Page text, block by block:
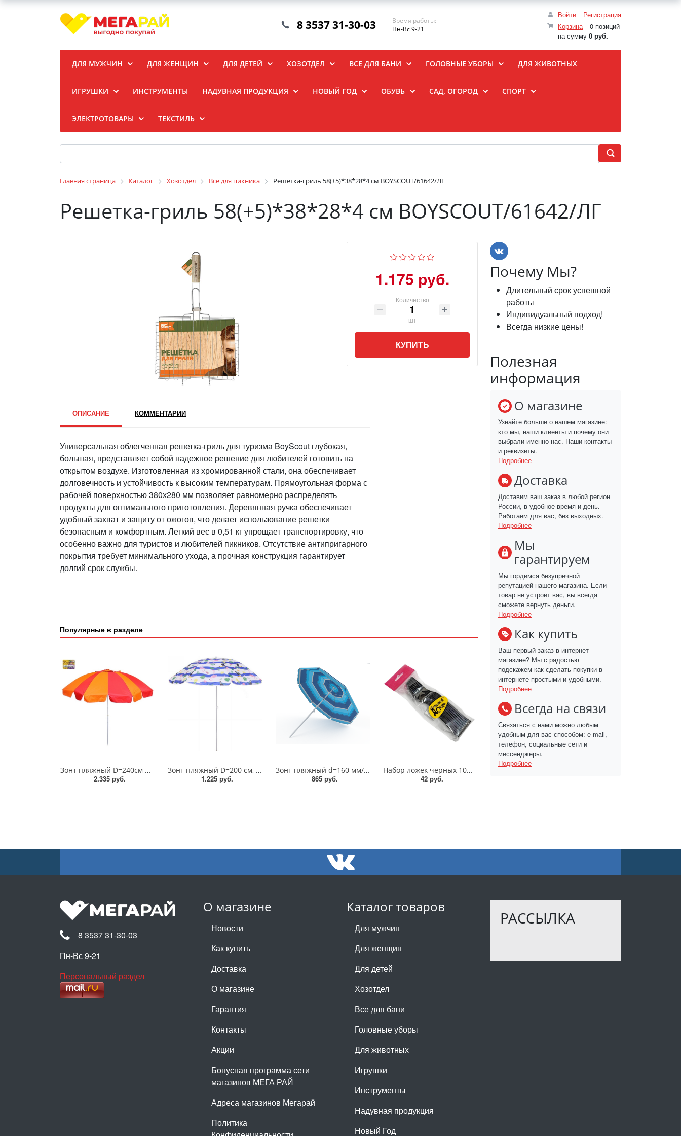
Войти
Регистрация
Корзина
0 позиций
на сумму 0 руб.
8 3537 31-30-03
Время работы:
Пн-Вс 9-21
ДЛЯ МУЖЧИН ДЛЯ ЖЕНЩИН ДЛЯ ДЕТЕЙ ХОЗОТДЕЛ ВСЕ ДЛЯ БАНИ ГОЛОВНЫЕ УБОРЫ ДЛЯ ЖИВОТНЫХ
ИГРУШКИ ИНСТРУМЕНТЫ НАДУВНАЯ ПРОДУКЦИЯ НОВЫЙ ГОД ОБУВЬ САД, ОГОРОД СПОРТ
ЭЛЕКТРОТОВАРЫ ТЕКСТИЛЬ
Главная страница Каталог Хозотдел Все для пикника Решетка-гриль 58(+5)*38*28*4 см BOYSCOUT/61642/ЛГ
Решетка-гриль 58(+5)*38*28*4 см BOYSCOUT/61642/ЛГ
1.175 руб.
Количество
шт
КУПИТЬ
ОПИСАНИЕ КОММЕНТАРИИ
Универсальная облегченная решетка-гриль для туризма BoyScout глубокая,
большая, представляет собой надежное решение для любителей готовить на
открытом воздухе. Изготовленная из хромированной стали, она обеспечивает
долговечность и устойчивость к высоким температурам. Прямоугольная форма с
рабочей поверхностью 380х280 мм позволяет равномерно распределять
продукты для оптимального приготовления. Деревянная ручка обеспечивает
удобный захват и защиту от ожогов, что делает использование решетки
безопасным и комфортным. Легкий вес в 0,51 кг упрощает транспортировку, что
особенно важно для туристов и любителей пикников. Отсутствие антипригарного
покрытия требует минимального ухода, а прочная конструкция гарантирует
долгий срок службы.
Популярные в разделе
Зонт пляжный D=240см h-220см/ДоброСад
2.335 руб.
Зонт пляжный D=200 см, h=210 см/ДоброСад/835-988
1.225 руб.
Зонт пляжный d=160 мм/z160Э
865 руб.
Набор ложек черных 10шт «Домашний Сундук»/ДС-518
42 руб.
Почему Мы?
Длительный срок успешной
работы
Индивидуальный подход!
Всегда низкие цены!
Полезная
информация
О магазине
Узнайте больше о нашем магазине:
кто мы, наши клиенты и почему они
выбрали именно нас. Наши контакты
и реквизиты.
Подробнее
Доставка
Доставим ваш заказ в любой регион
России, в удобное время и день.
Работаем для вас, без выходных.
Подробнее
Мы
гарантируем
Мы гордимся безупречной
репутацией нашего магазина. Если
товар не устроит вас, вы всегда
сможете вернуть деньги.
Подробнее
Как купить
Ваш первый заказ в интернет-
магазине? Мы с радостью
подскажем как сделать покупки в
интернете простыми и удобными.
Подробнее
Всегда на связи
Связаться с нами можно любым
удобным для вас способом: e-mail,
телефон, социальные сети и
мессенджеры.
Подробнее
О магазине
Новости
Как купить
Доставка
О магазине
Гарантия
Контакты
Акции
Бонусная программа сети
магазинов МЕГА РАЙ
Адреса магазинов Мегарай
Политика
Каталог товаров
Для мужчин
Для женщин
Для детей
Хозотдел
Все для бани
Головные уборы
Для животных
Игрушки
Инструменты
Надувная продукция
Новый Год
РАССЫЛКА
8 3537 31-30-03
Пн-Вс 9-21
Персональный раздел